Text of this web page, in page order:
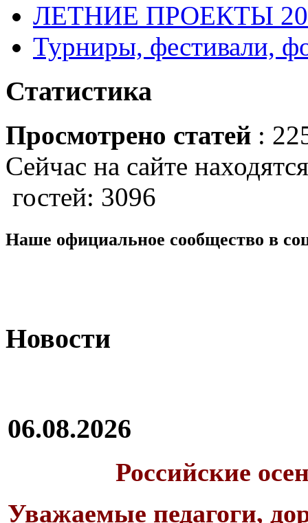
ЛЕТНИЕ ПРОЕКТЫ
Турниры, фестивали,
Статистика
Просмотрено статей :
Сейчас на сайте
гостей: 3096
Наше официальное сообщество в
Новости
06.08.2026
Российские
Уважаемые педагоги,